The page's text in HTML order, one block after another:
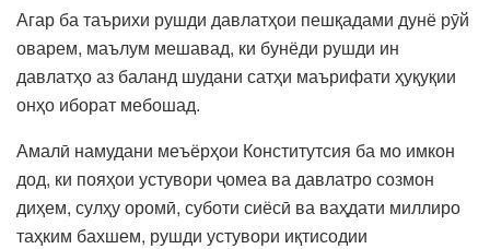
Агар ба таърихи рушди давлатҳои пешқадами дунё рӯй
оварем, маълум мешавад, ки бунёди рушди ин
давлатҳо аз баланд шудани сатҳи маърифати ҳуқуқии
онҳо иборат мебошад.
Амалӣ намудани меъёрҳои Конститутсия ба мо имкон
дод, ки пояҳои устувори ҷомеа ва давлатро созмон
диҳем, сулҳу оромӣ, суботи сиёсӣ ва ваҳдати миллиро
таҳким бахшем, рушди устувори иқтисодии